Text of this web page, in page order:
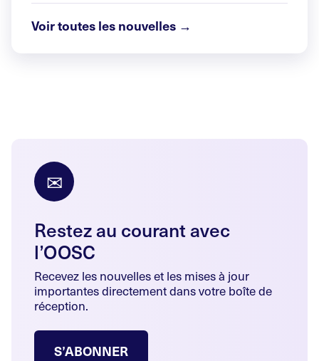
Voir toutes les nouvelles →
✉
Restez au courant avec
l’OOSC
Recevez les nouvelles et les mises à jour
importantes directement dans votre boîte de
réception.
S’ABONNER